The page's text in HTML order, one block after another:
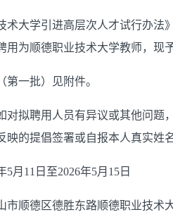
术大学引进高层次人才试行办法
用为顺德职业技术大学教师，现
第一批）见附件。
对拟聘用人员有异议或其他问题
映的提倡签署或自报本人真实姓
5月11日至2026年5月15日
市顺德区德胜东路顺德职业技术